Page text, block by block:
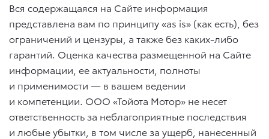
Вся содержащаяся на Сайте информация
представлена вам по принципу «as is» (как есть), без
ограничений и цензуры, а также без каких-либо
гарантий. Оценка качества размещенной на Сайте
информации, ее актуальности, полноты
и применимости — в вашем ведении
и компетенции. ООО «Тойота Мотор» не несет
ответственность за неблагоприятные последствия
и любые убытки, в том числе за ущерб, нанесенный